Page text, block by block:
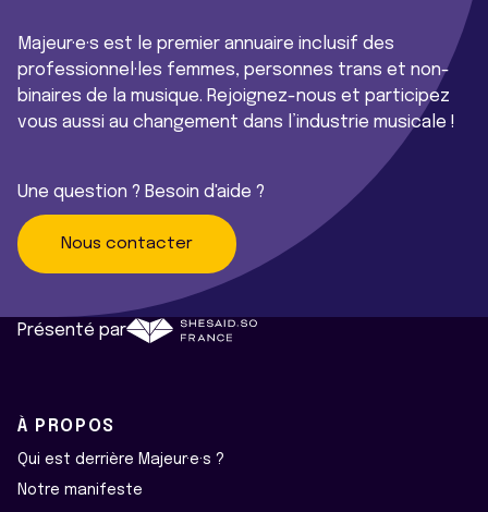
Majeur·e·s est le premier annuaire inclusif des
professionnel·les femmes, personnes trans et non-
binaires de la musique. Rejoignez-nous et participez
vous aussi au changement dans l’industrie musicale !
Une question ? Besoin d'aide ?
Nous contacter
Présenté par
À PROPOS
Qui est derrière Majeur·e·s ?
Notre manifeste